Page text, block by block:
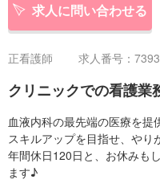
求人に問い合わせる
正看護師 求人番号：
クリニックでの看護業
血液内科の最先端の医療を提
スキルアップを目指せ、や
年間休日120日と、お休みも
ます♪